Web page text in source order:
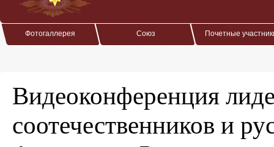
Фотогаллерея Союз Почетные
Видеоконференция
соотечественников и